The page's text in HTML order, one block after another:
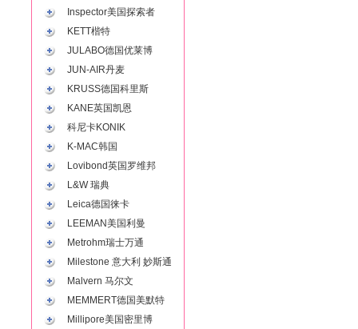
Inspector美国探索者
KETT楷特
JULABO德国优莱博
JUN-AIR丹麦
KRUSS德国科里斯
KANE英国凯恩
科尼卡KONIK
K-MAC韩国
Lovibond英国罗维邦
L&W 瑞典
Leica德国徕卡
LEEMAN美国利曼
Metrohm瑞士万通
Milestone 意大利 妙斯通
Malvern 马尔文
MEMMERT德国美默特
Millipore美国密里博